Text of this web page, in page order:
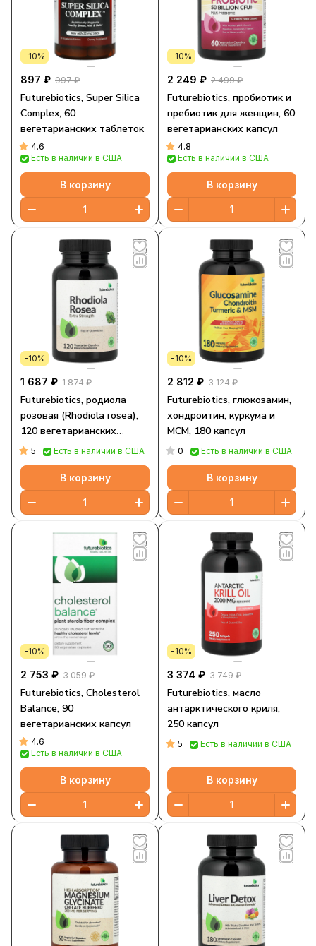
-10%
897 ₽ 997 ₽
Futurebiotics, Super Silica
Complex, 60
вегетарианских таблеток
4.6
Есть в наличии в США
В корзину
-10%
2 249 ₽ 2 499 ₽
Futurebiotics, пробиотик и
пребиотик для женщин, 60
вегетарианских капсул
4.8
Есть в наличии в США
В корзину
-10%
1 687 ₽ 1 874 ₽
Futurebiotics, родиола
розовая (Rhodiola rosea),
120 вегетарианских
капсул (250 мг в 1 капсуле)
5 Есть в наличии в США
В корзину
-10%
2 812 ₽ 3 124 ₽
Futurebiotics, глюкозамин,
хондроитин, куркума и
МСМ, 180 капсул
0 Есть в наличии в США
В корзину
-10%
2 753 ₽ 3 059 ₽
Futurebiotics, Cholesterol
Balance, 90
вегетарианских капсул
4.6
Есть в наличии в США
В корзину
-10%
3 374 ₽ 3 749 ₽
Futurebiotics, масло
антарктического криля,
250 капсул
5 Есть в наличии в США
В корзину